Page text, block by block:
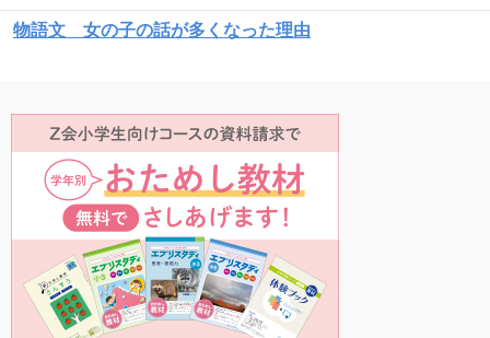
物語文 女の子の話が多くなった理由